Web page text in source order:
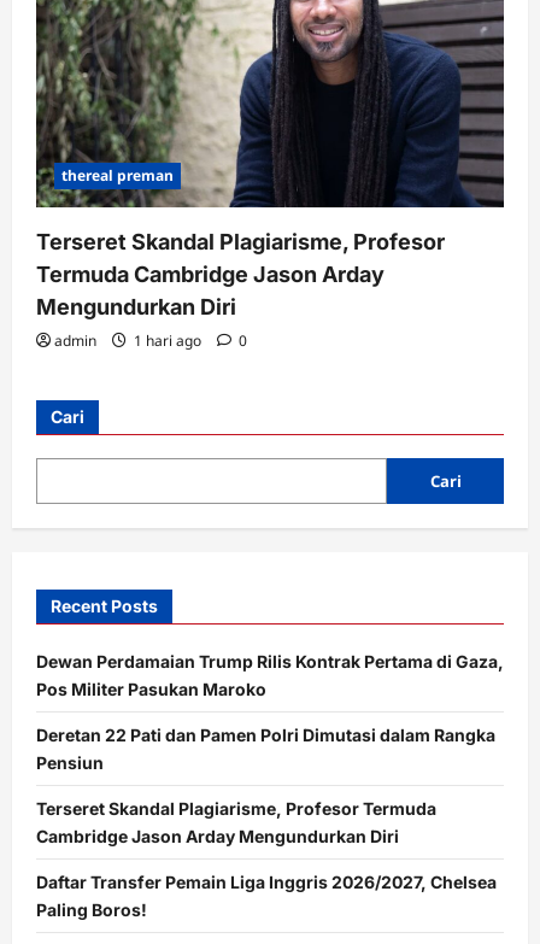
thereal preman
Terseret Skandal Plagiarisme, Profesor
Termuda Cambridge Jason Arday
Mengundurkan Diri
admin 1 hari ago 0
Cari
Cari
Recent Posts
Dewan Perdamaian Trump Rilis Kontrak Pertama di Gaza,
Pos Militer Pasukan Maroko
Deretan 22 Pati dan Pamen Polri Dimutasi dalam Rangka
Pensiun
Terseret Skandal Plagiarisme, Profesor Termuda
Cambridge Jason Arday Mengundurkan Diri
Daftar Transfer Pemain Liga Inggris 2026/2027, Chelsea
Paling Boros!